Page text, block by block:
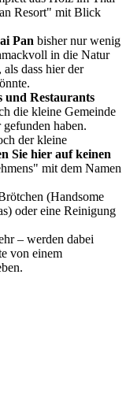
Resort" mit Blick
Pan bisher nur wenig
in die Natur
dass hier der
und Restaurants
die kleine Gemeinde
haben.
der kleine
Sie hier auf keinen
mit dem Namen
(Handsome
oder eine Reinigung
– werden dabei
von einem